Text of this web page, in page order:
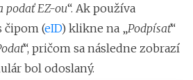
podať EZ-ou“. Ak používa
čipom (eID) klikne na „Podpísať“
“, pričom sa následne zobrazí
bol odoslaný.